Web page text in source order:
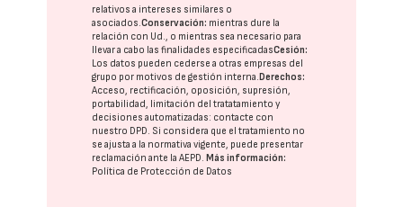
relativos a intereses similares o
asociados.Conservación: mientras dure la
relación con Ud., o mientras sea necesario para
llevar a cabo las finalidades especificadasCesión:
Los datos pueden cederse a otras empresas del
grupo por motivos de gestión interna.Derechos:
Acceso, rectificación, oposición, supresión,
portabilidad, limitación del tratatamiento y
decisiones automatizadas: contacte con
nuestro DPD. Si considera que el tratamiento no
se ajusta a la normativa vigente, puede presentar
reclamación ante laAEPD.Más información:
Política de Protección de Datos